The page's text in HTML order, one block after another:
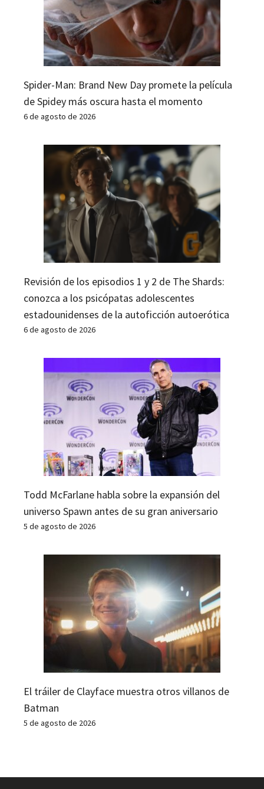
Spider-Man: Brand New Day promete la película
de Spidey más oscura hasta el momento
6 de agosto de 2026
Revisión de los episodios 1 y 2 de The Shards:
conozca a los psicópatas adolescentes
estadounidenses de la autoficción autoerótica
6 de agosto de 2026
Todd McFarlane habla sobre la expansión del
universo Spawn antes de su gran aniversario
5 de agosto de 2026
El tráiler de Clayface muestra otros villanos de
Batman
5 de agosto de 2026